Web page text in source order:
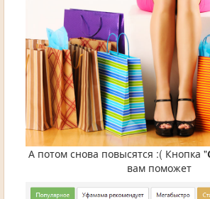
А потом снова повысятся :( Кнопка "
вам поможет